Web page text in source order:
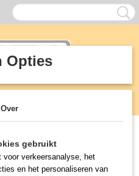
(0)
>VRIESKAST 421 Liter
voor UNIVERSEEL gebruik
Opties
Over
gebruikt
voor verkeersanalyse, het
en het personaliseren van